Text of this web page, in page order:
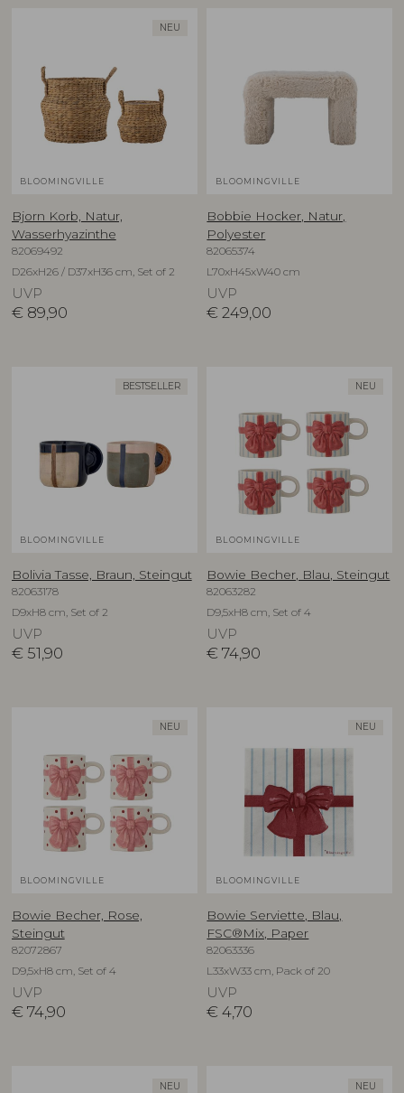
NEU
BLOOMINGVILLE
Bjorn Korb, Natur,
Wasserhyazinthe
82069492
D26xH26 / D37xH36 cm, Set of 2
UVP
€ 89,90
BLOOMINGVILLE
Bobbie Hocker, Natur,
Polyester
82065374
L70xH45xW40 cm
UVP
€ 249,00
BESTSELLER
BLOOMINGVILLE
Bolivia Tasse, Braun, Steingut
82063178
D9xH8 cm, Set of 2
UVP
€ 51,90
NEU
BLOOMINGVILLE
Bowie Becher, Blau, Steingut
82063282
D9,5xH8 cm, Set of 4
UVP
€ 74,90
NEU
BLOOMINGVILLE
Bowie Becher, Rose,
Steingut
82072867
D9,5xH8 cm, Set of 4
UVP
€ 74,90
NEU
BLOOMINGVILLE
Bowie Serviette, Blau,
FSC®Mix, Paper
82063336
L33xW33 cm, Pack of 20
UVP
€ 4,70
NEU NEU